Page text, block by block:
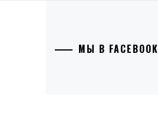
МЫ В FACEBOOK